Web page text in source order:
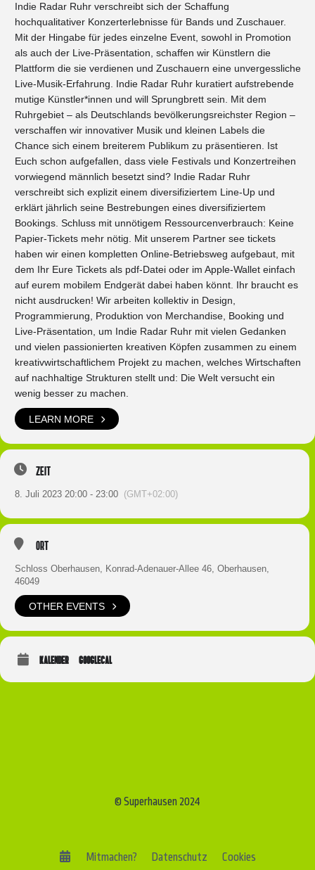
Indie Radar Ruhr verschreibt sich der Schaffung
hochqualitativer Konzerterlebnisse für Bands und Zuschauer.
Mit der Hingabe für jedes einzelne Event, sowohl in Promotion
als auch der Live-Präsentation, schaffen wir Künstlern die
Plattform die sie verdienen und Zuschauern eine unvergessliche
Live-Musik-Erfahrung. Indie Radar Ruhr kuratiert aufstrebende
mutige Künstler*innen und will Sprungbrett sein. Mit dem
Ruhrgebiet – als Deutschlands bevölkerungsreichster Region –
verschaffen wir innovativer Musik und kleinen Labels die
Chance sich einem breiterem Publikum zu präsentieren. Ist
Euch schon aufgefallen, dass viele Festivals und Konzertreihen
vorwiegend männlich besetzt sind? Indie Radar Ruhr
verschreibt sich explizit einem diversifiziertem Line-Up und
erklärt jährlich seine Bestrebungen eines diversifiziertem
Bookings. Schluss mit unnötigem Ressourcenverbrauch: Keine
Papier-Tickets mehr nötig. Mit unserem Partner see tickets
haben wir einen kompletten Online-Betriebsweg aufgebaut, mit
dem Ihr Eure Tickets als pdf-Datei oder im Apple-Wallet einfach
auf eurem mobilem Endgerät dabei haben könnt. Ihr braucht es
nicht ausdrucken! Wir arbeiten kollektiv in Design,
Programmierung, Produktion von Merchandise, Booking und
Live-Präsentation, um Indie Radar Ruhr mit vielen Gedanken
und vielen passionierten kreativen Köpfen zusammen zu einem
kreativwirtschaftlichem Projekt zu machen, welches Wirtschaften
auf nachhaltige Strukturen stellt und: Die Welt versucht ein
wenig besser zu machen.
LEARN MORE
Zeit
8. Juli 2023 20:00 - 23:00 (GMT+02:00)
Ort
Schloss Oberhausen, Konrad-Adenauer-Allee 46, Oberhausen,
46049
OTHER EVENTS
KALENDER GOOGLECAL
© Superhausen 2024
Mitmachen? Datenschutz Cookies